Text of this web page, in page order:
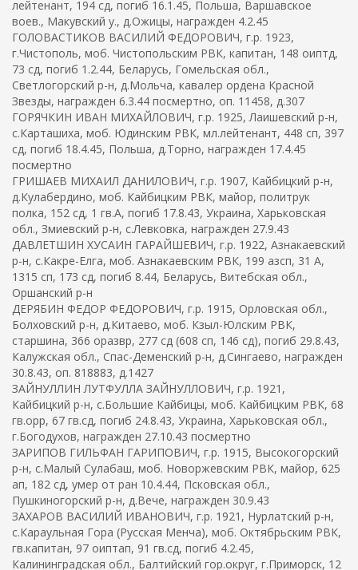
лейтенант, 194 сд, погиб 16.1.45, Польша, Варшавское
воев., Макувский у., д.Ожицы, награжден 4.2.45
ГОЛОВАСТИКОВ ВАСИЛИЙ ФЕДОРОВИЧ, г.р. 1923,
г.Чистополь, моб. Чистопольским РВК, капитан, 148 оиптд,
73 сд, погиб 1.2.44, Беларусь, Гомельская обл.,
Светлогорский р-н, д.Мольча, кавалер ордена Красной
Звезды, награжден 6.3.44 посмертно, оп. 11458, д.307
ГОРЯЧКИН ИВАН МИХАЙЛОВИЧ, г.р. 1925, Лаишевский р-н,
с.Карташиха, моб. Юдинским РВК, мл.лейтенант, 448 сп, 397
сд, погиб 18.4.45, Польша, д.Торно, награжден 17.4.45
посмертно
ГРИШАЕВ МИХАИЛ ДАНИЛОВИЧ, г.р. 1907, Кайбицкий р-н,
д.Кулабердино, моб. Кайбицким РВК, майор, политрук
полка, 152 сд, 1 гв.А, погиб 17.8.43, Украина, Харьковская
обл., Змиевский р-н, с.Левковка, награжден 27.9.43
ДАВЛЕТШИН ХУСАИН ГАРАЙШЕВИЧ, г.р. 1922, Азнакаевский
р-н, с.Какре-Елга, моб. Азнакаевским РВК, 199 азсп, 31 А,
1315 сп, 173 сд, погиб 8.44, Беларусь, Витебская обл.,
Оршанский р-н
ДЕРЯБИН ФЕДОР ФЕДОРОВИЧ, г.р. 1915, Орловская обл.,
Болховский р-н, д.Китаево, моб. Кзыл-Юлским РВК,
старшина, 366 оразвр, 277 сд (608 сп, 146 сд), погиб 29.8.43,
Калужская обл., Спас-Деменский р-н, д.Сингаево, награжден
30.8.43, оп. 818883, д.1427
ЗАЙНУЛЛИН ЛУТФУЛЛА ЗАЙНУЛЛОВИЧ, г.р. 1921,
Кайбицкий р-н, с.Большие Кайбицы, моб. Кайбицким РВК, 68
гв.орр, 67 гв.сд, погиб 24.8.43, Украина, Харьковская обл.,
г.Богодухов, награжден 27.10.43 посмертно
ЗАРИПОВ ГИЛЬФАН ГАРИПОВИЧ, г.р. 1915, Высокогорский
р-н, с.Малый Сулабаш, моб. Новоржевским РВК, майор, 625
ап, 182 сд, умер от ран 10.4.44, Псковская обл.,
Пушкиногорский р-н, д.Вече, награжден 30.9.43
ЗАХАРОВ ВАСИЛИЙ ИВАНОВИЧ, г.р. 1921, Нурлатский р-н,
с.Караульная Гора (Русская Менча), моб. Октябрьским РВК,
гв.капитан, 97 оиптап, 91 гв.сд, погиб 4.2.45,
Калининградская обл., Балтийский гор.округ, г.Приморск, 12